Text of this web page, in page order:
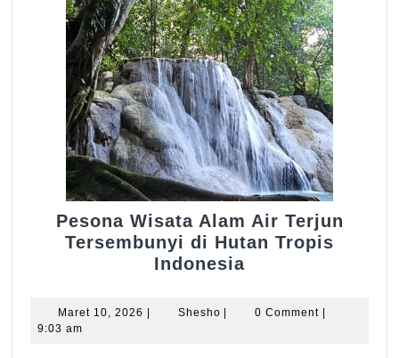
Pesona Wisata Alam Air Terjun
Tersembunyi di Hutan Tropis
Indonesia
Alam
Maret 10, 2026 Maret
SheshoShesho0 Comment
9:03 am